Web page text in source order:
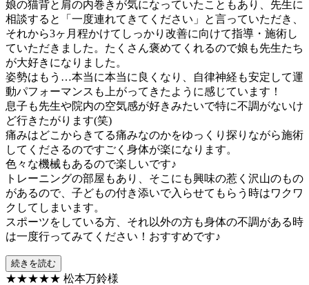
娘の猫背と肩の内巻きが気になっていたこともあり、先生に
相談すると「一度連れてきてください」と言っていただき、
それから3ヶ月程かけてしっかり改善に向けて指導・施術し
ていただきました。たくさん褒めてくれるので娘も先生たち
が大好きになりました。
姿勢はもう…本当に本当に良くなり、自律神経も安定して運
動パフォーマンスも上がってきたように感じています！
息子も先生や院内の空気感が好きみたいで特に不調がないけ
ど行きたがります(笑)
痛みはどこからきてる痛みなのかをゆっくり探りながら施術
してくださるのですごく身体が楽になります。
色々な機械もあるので楽しいです♪
トレーニングの部屋もあり、そこにも興味の惹く沢山のもの
があるので、子どもの付き添いで入らせてもらう時はワクワ
クしてしまいます。
スポーツをしている方、それ以外の方も身体の不調がある時
は一度行ってみてください！おすすめです♪
続きを読む
★★★★★ 松本万鈴様